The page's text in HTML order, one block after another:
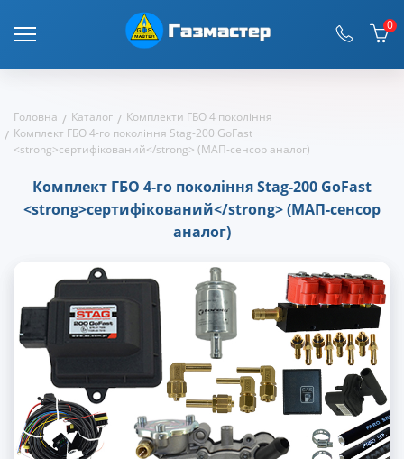
0
Головна Каталог
Комплекти ГБО 4 покоління
Комплект ГБО 4-го покоління Stag-200 GoFast
<strong>сертифікований</strong> (МАП-сенсор аналог)
Комплект ГБО 4-го покоління Stag-200 GoFast
<strong>сертифікований</strong> (МАП-сенсор
аналог)